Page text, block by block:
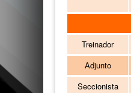
Treinador
Adjunto
Seccionista